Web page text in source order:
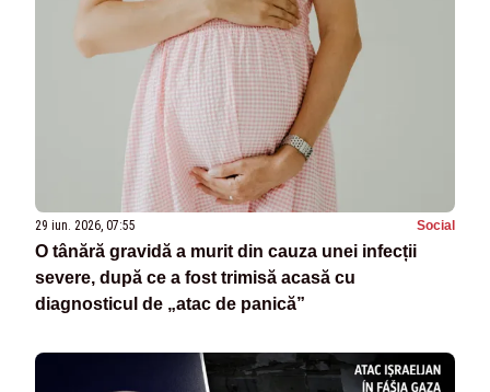
29 iun. 2026, 07:55 Social
O tânără gravidă a murit din cauza unei infecții
severe, după ce a fost trimisă acasă cu
diagnosticul de „atac de panică”